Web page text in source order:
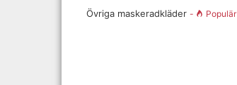
Övriga maskeradkläder - Populär